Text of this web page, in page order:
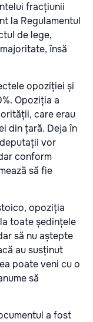
fracțiunii
la Regulamentul
de lege,
însă
opoziției și
Opoziția a
care erau
din țară. Deja în
vor
conform
să fie
opoziția
toate ședințele
să nu aștepte
au susținut
poate veni cu o
să
a fost